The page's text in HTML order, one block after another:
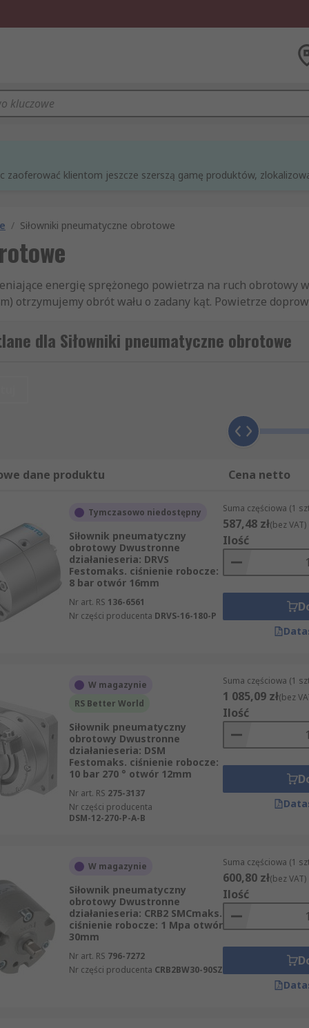
zaoferować klientom jeszcze szerszą gamę produktów,
/ Siłowniki pneumatyczne obrotowe
energię sprężonego powietrza na ruch obrotowy
otrzymujemy obrót wału o zadany kąt. Powietrze
w przemyśle – wszędzie tam, gdzie
lub ramiona przekierowujące produkty,
chwytaków lub części w ramionach robotów, zapewniając
lub narzędzi w zautomatyzowanych stanowiskach
ustawienie kątowe elementów na liniach montażowych
zaworów ćwierćobrotowych (np. kulowych lub
typy, różniące się budową wewnętrzną i sposobem
tłok połączony z listwą zębatą, która podczas
obrotowy oraz precyzyjne pozycjonowanie.
ruchomą łopatkę osadzoną na wałku. Wprowadzenie
cechują się prostą, kompaktową konstrukcją i
Sprawdzają się przy mniejszych obciążeniach, gdy
specjalny mechanizm śrubowy lub krzywkowy, w
momentu obrotowego przy stosunkowo niewielkich
zalet ważnych z perspektywy automatyki i utrzymania
ustawianie pozycji kątowej oraz gwarantują, że każdy
dla Siłowniki pneumatyczne obrotowe
dane produktu Cena netto
Tymczasowo niedostępny
Siłownik pneumatyczny
obrotowy Dwustronne
działanieseria: DRVS
Festomaks. ciśnienie robocze:
8 bar otwór 16mm
Nr art. RS 136-6561
Nr części producenta DRVS-16-180-P
Suma częściowa (1
587,48 zł(bez VAT)
Ilość
W magazynie
RS Better World
Siłownik pneumatyczny
obrotowy Dwustronne
działanieseria: DSM
Festomaks. ciśnienie robocze:
10 bar 270 ° otwór 12mm
Nr art. RS 275-3137
Nr części producenta
DSM-12-270-P-A-B
Suma częściowa (1
1 085,09 zł(bez
Ilość
W magazynie
Siłownik pneumatyczny
obrotowy Dwustronne
działanieseria: CRB2 SMCmaks.
ciśnienie robocze: 1 Mpa otwór
30mm
Nr art. RS 796-7272
Nr części producenta CRB2BW30-90SZ
Suma częściowa (1
600,80 zł(bez VAT)
Ilość